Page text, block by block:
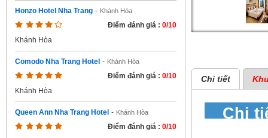
Honzo Hotel Nha Trang - Khánh Hòa
Điểm đánh giá : 0/10
Khánh Hòa
Comodo Nha Trang Hotel - Khánh Hòa
Điểm đánh giá : 0/10
Khánh Hòa
Queen Ann Nha Trang Hotel - Khánh Hòa
Điểm đánh giá : 0/10
Chi tiết
Chi